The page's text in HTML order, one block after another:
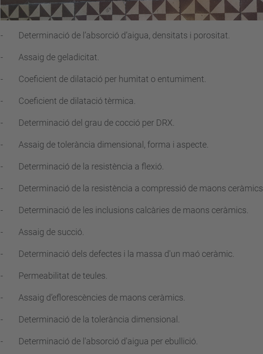
- Determinació de l’absorció d’aigua, densitats i porositat.
- Assaig de geladicitat.
- Coeficient de dilatació per humitat o entumiment.
- Coeficient de dilatació tèrmica.
- Determinació del grau de cocció per DRX.
- Assaig de tolerància dimensional, forma i aspecte.
- Determinació de la resistència a flexió.
- Determinació de la resistència a compressió de maons ceràmics.
- Determinació de les inclusions calcàries de maons ceràmics.
- Assaig de succió.
- Determinació dels defectes i la massa d'un maó ceràmic.
- Permeabilitat de teules.
- Assaig d’eflorescències de maons ceràmics.
- Determinació de la tolerància dimensional.
- Determinació de l'absorció d'aigua per ebullició.